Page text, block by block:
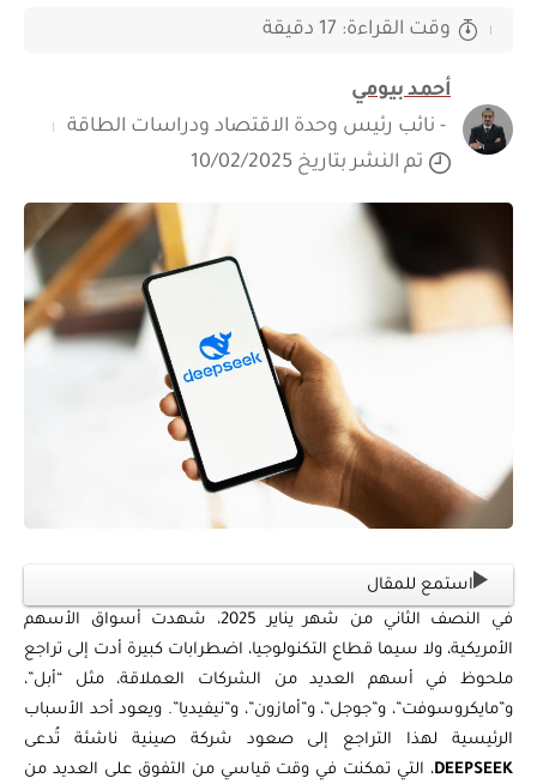
أحمد بيومي
- نائب رئيس وحدة الاقتصاد ودراسات الطاقة
تم النشر بتاريخ 10/02/2025
وقت القراءة: 17 دقيقة
استمع للمقال
في النصف الثاني من شهر يناير 2025، شهدت أسواق الأسهم
الأمريكية، ولا سيما قطاع التكنولوجيا، اضطرابات كبيرة أدت إلى تراجع
ملحوظ في أسهم العديد من الشركات العملاقة، مثل “أبل”،
و”مايكروسوفت”، و”جوجل”، و”أمازون”، و”نيفيديا”. ويعود أحد الأسباب
الرئيسية لهذا التراجع إلى صعود شركة صينية ناشئة تُدعى
DEEPSEEK، التي تمكنت في وقت قياسي من التفوق على العديد من